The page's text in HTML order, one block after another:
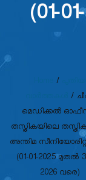
(01-
/
/
മെഡിക്കൽ
തസ്തികയിലെ
അന്തിമ
(01-01-2025 മുതൽ
2026 വരെ)